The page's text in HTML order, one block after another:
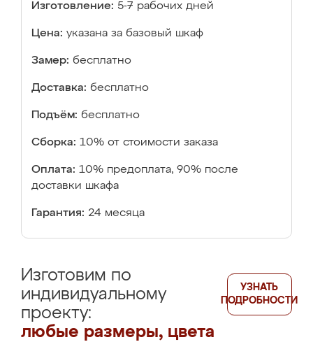
Изготовление: 5-7 рабочих дней
Цена: указана за базовый шкаф
Замер: бесплатно
Доставка: бесплатно
Подъём: бесплатно
Сборка: 10% от стоимости заказа
Оплата: 10% предоплата, 90% после
доставки шкафа
Гарантия: 24 месяца
Изготовим по
индивидуальному
проекту:
любые размеры, цвета
УЗНАТЬ
ПОДРОБНОСТИ